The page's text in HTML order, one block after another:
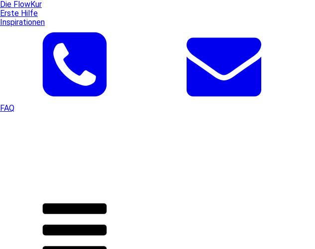
Die FlowKur
Erste Hilfe
Inspirationen
FAQ